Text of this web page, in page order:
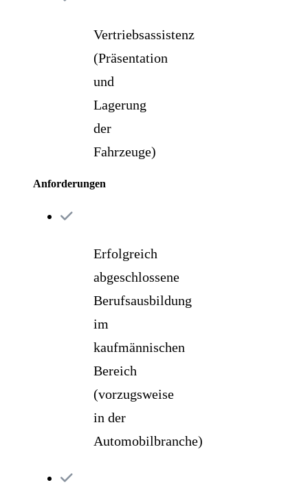
Vertriebsassistenz
(Präsentation
und
Lagerung
der
Fahrzeuge)
Anforderungen
Erfolgreich
abgeschlossene
Berufsausbildung
im
kaufmännischen
Bereich
(vorzugsweise
in der
Automobilbranche)